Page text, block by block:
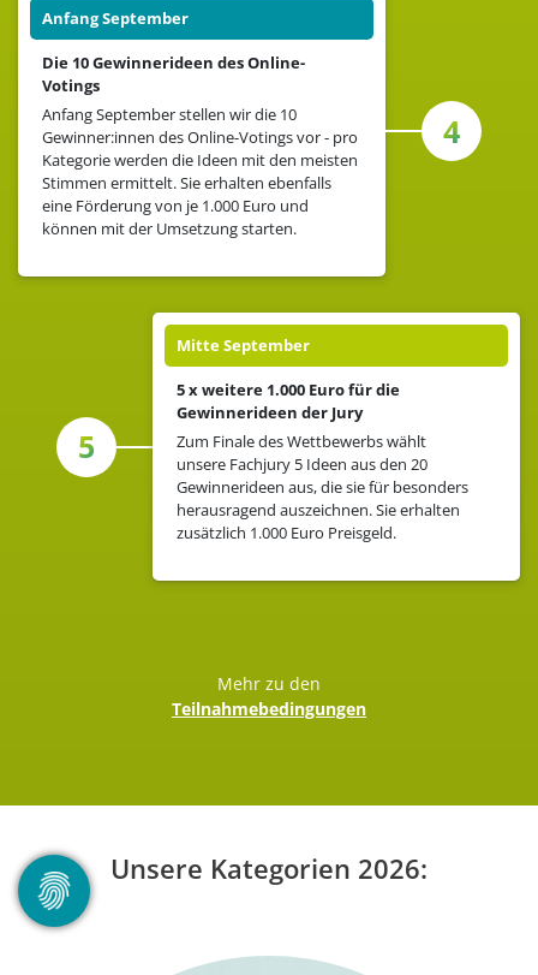
Anfang September
Die 10 Gewinnerideen des Online-
Votings
Anfang September stellen wir die 10
Gewinner:innen des Online-Votings vor - pro
Kategorie werden die Ideen mit den meisten
Stimmen ermittelt. Sie erhalten ebenfalls
eine Förderung von je 1.000 Euro und
können mit der Umsetzung starten.
4
5
Mitte September
5 x weitere 1.000 Euro für die
Gewinnerideen der Jury
Zum Finale des Wettbewerbs wählt
unsere Fachjury 5 Ideen aus den 20
Gewinnerideen aus, die sie für besonders
herausragend auszeichnen. Sie erhalten
zusätzlich 1.000 Euro Preisgeld.
Mehr zu den
Teilnahmebedingungen
Unsere Kategorien 2026: